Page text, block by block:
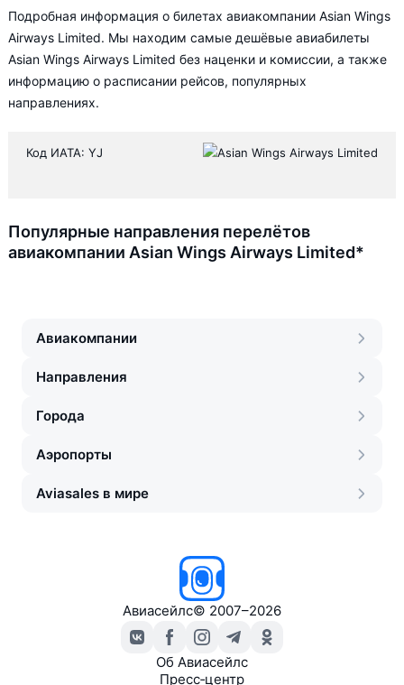
Подробная информация о билетах авиакомпании Asian Wings
Airways Limited. Мы находим самые дешёвые авиабилеты
Asian Wings Airways Limited без наценки и комиссии, а также
информацию о расписании рейсов, популярных
направлениях.
Код ИАТА: YJ
Популярные направления перелётов
авиакомпании Asian Wings Airways Limited*
Авиакомпании
Направления
Города
Аэропорты
Aviasales в мире
Авиасейлс© 2007–2026
Об Авиасейлс
Пресс‑центр